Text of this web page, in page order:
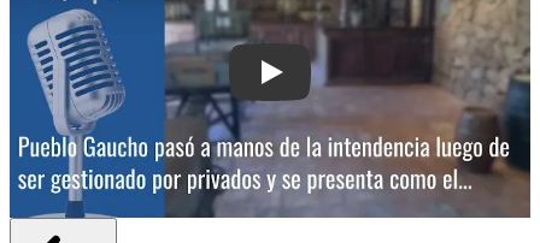
Play: Pueblo Gaucho pasó a manos